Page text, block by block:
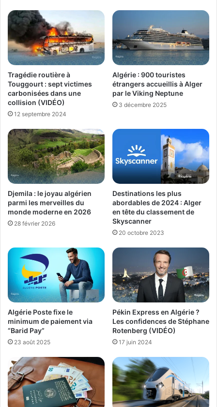
Tragédie routière à
Touggourt : sept victimes
carbonisées dans une
collision (VIDÉO)
12 septembre 2024
Algérie : 900 touristes
étrangers accueillis à Alger
par le Viking Neptune
3 décembre 2025
Djemila : le joyau algérien
parmi les merveilles du
monde moderne en 2026
28 février 2026
Destinations les plus
abordables de 2024 : Alger
en tête du classement de
Skyscanner
20 octobre 2023
Algérie Poste fixe le
minimum de paiement via
“Barid Pay”
23 août 2025
Pékin Express en Algérie ?
Les confidences de Stéphane
Rotenberg (VIDÉO)
17 juin 2024